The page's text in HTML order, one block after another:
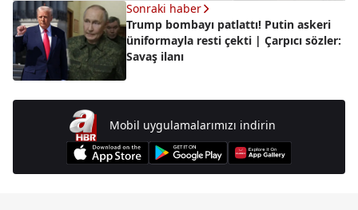
Sonraki haber
Trump bombayı patlattı! Putin askeri
üniformayla resti çekti | Çarpıcı sözler:
Savaş ilanı
Mobil uygulamalarımızı indirin